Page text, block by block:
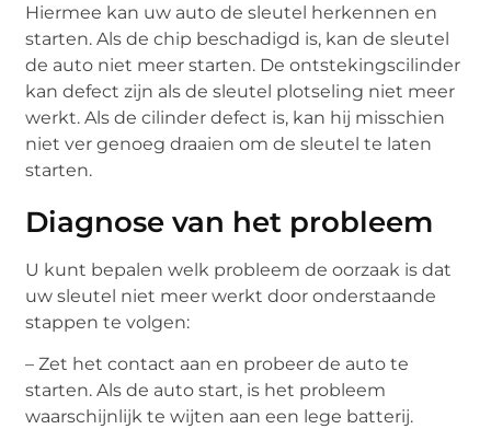
Hiermee kan uw auto de sleutel herkennen en
starten. Als de chip beschadigd is, kan de sleutel
de auto niet meer starten. De ontstekingscilinder
kan defect zijn als de sleutel plotseling niet meer
werkt. Als de cilinder defect is, kan hij misschien
niet ver genoeg draaien om de sleutel te laten
starten.
Diagnose van het probleem
U kunt bepalen welk probleem de oorzaak is dat
uw sleutel niet meer werkt door onderstaande
stappen te volgen:
– Zet het contact aan en probeer de auto te
starten. Als de auto start, is het probleem
waarschijnlijk te wijten aan een lege batterij.